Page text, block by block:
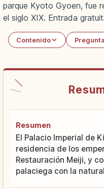
parque Kyoto Gyoen, fue
el siglo XIX. Entrada
Contenido
Resumen
El Palacio Imperial de
residencia de los
Restauración Meiji, y
palaciega con la